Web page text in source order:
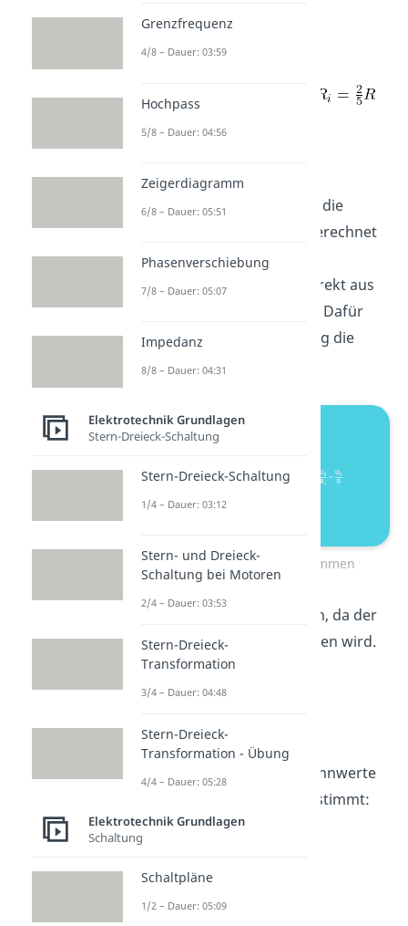
Kurschlussstrom
Wenn du zuvor noch nicht die
berechnet
hast, kannst die die
Ersatzstromquelle auch direkt aus
der Schaltung bestimmen. Dafür
schließt du in der Schaltung die
Klemmen A und B kurz.
Ersatzstromquelle bestimmen
kannst du ignorieren, da der
Widerstand kurzgeschlossen wird.
Übrig bleibt nur
Kurzschlussstrom ist also:
Damit hast du auch die Kennwerte
bestimmt:
und
Grenzfrequenz
4/8 – Dauer: 03:59
Hochpass
5/8 – Dauer: 04:56
Zeigerdiagramm
6/8 – Dauer: 05:51
Phasenverschiebung
7/8 – Dauer: 05:07
Impedanz
8/8 – Dauer: 04:31
Elektrotechnik Grundlagen
Stern-Dreieck-Schaltung
Stern-Dreieck-Schaltung
1/4 – Dauer: 03:12
Stern- und Dreieck-
Schaltung bei Motoren
2/4 – Dauer: 03:53
Stern-Dreieck-
Transformation
3/4 – Dauer: 04:48
Stern-Dreieck-
Transformation - Übung
4/4 – Dauer: 05:28
Elektrotechnik Grundlagen
Schaltung
Schaltpläne
1/2 – Dauer: 05:09